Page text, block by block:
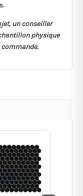
un conseiller
physique